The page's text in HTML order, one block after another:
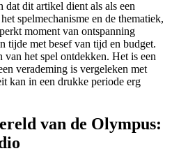
dat dit artikel dient als als een
spelmechanisme en de thematiek,
moment van ontspanning
tijde met besef van tijd en budget.
van het spel ontdekken. Het is een
verademing is vergeleken met
kan in een drukke periode erg
van de Olympus: